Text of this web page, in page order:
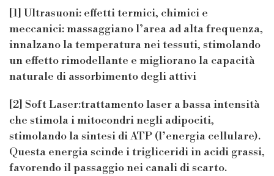
[1] Ultrasuoni: effetti termici, chimici e
meccanici: massaggiano l’area ad alta frequenza,
innalzano la temperatura nei tessuti, stimolando
un effetto rimodellante e migliorano la capacità
naturale di assorbimento degli attivi
[2] Soft Laser:trattamento laser a bassa intensità
che stimola i mitocondri negli adipociti,
stimolando la sintesi di ATP (l’energia cellulare).
Questa energia scinde i trigliceridi in acidi grassi,
favorendo il passaggio nei canali di scarto.